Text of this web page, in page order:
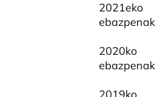
2021eko
ebazpenak
2020ko
ebazpenak